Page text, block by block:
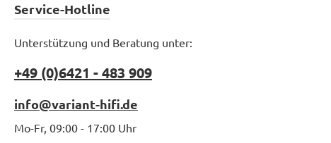
Service-Hotline
Unterstützung und Beratung unter:
+49 (0)6421 - 483 909
info@variant-hifi.de
Mo-Fr, 09:00 - 17:00 Uhr